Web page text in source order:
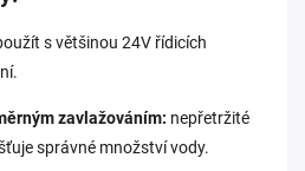
s většinou 24V řídicích
zavlažováním: nepřetržité
správné množství vody.